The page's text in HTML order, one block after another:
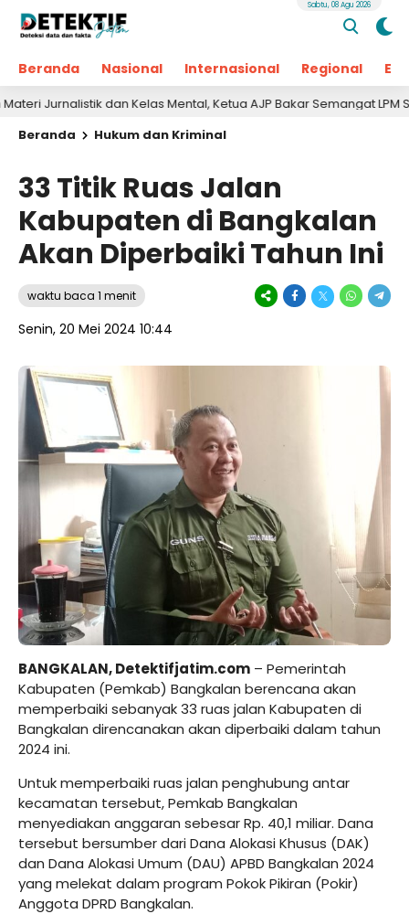
Beranda Nasional Internasional Regional
Sabtu, 08 Agu 2026
dan Kelas Mental, Ketua AJP Bakar Semangat LPM Se-Madura
Beranda
Hukum dan Kriminal
33 Titik Ruas Jalan
Kabupaten di Bangkalan
Akan Diperbaiki Tahun Ini
waktu baca 1 menit
Senin, 20 Mei 2024 10:44
BANGKALAN, Detektifjatim.com – Pemerintah
Kabupaten (Pemkab) Bangkalan berencana akan
memperbaiki sebanyak 33 ruas jalan Kabupaten di
Bangkalan direncanakan akan diperbaiki dalam tahun
2024 ini.
Untuk memperbaiki ruas jalan penghubung antar
kecamatan tersebut, Pemkab Bangkalan
menyediakan anggaran sebesar Rp. 40,1 miliar. Dana
tersebut bersumber dari Dana Alokasi Khusus (DAK)
dan Dana Alokasi Umum (DAU) APBD Bangkalan 2024
yang melekat dalam program Pokok Pikiran (Pokir)
Anggota DPRD Bangkalan.